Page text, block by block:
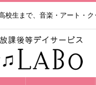
生まで、音楽・アート・ク